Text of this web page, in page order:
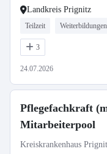
Landkreis Prignitz
Teilzeit Weiterbildungen
3
24.07.2026
Pflegefachkraft
Mitarbeiterpool
Kreiskrankenhaus